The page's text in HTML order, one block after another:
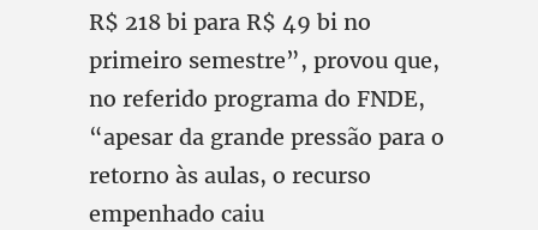
R$ 218 bi para R$ 49 bi no
primeiro semestre”, provou que,
no referido programa do FNDE,
“apesar da grande pressão para o
retorno às aulas, o recurso
empenhado caiu